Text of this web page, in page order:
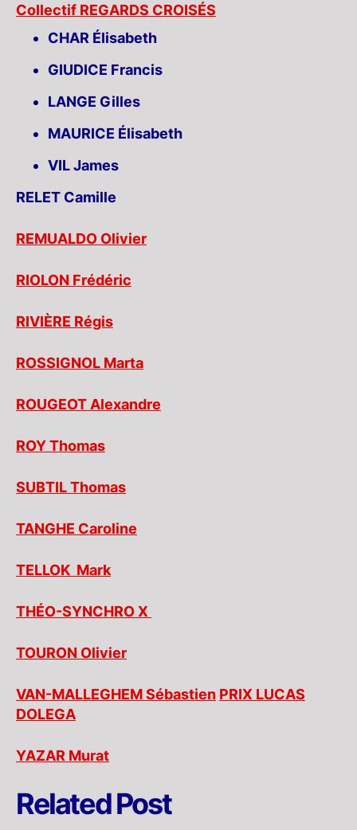
Collectif REGARDS CROISÉS
CHAR Élisabeth
GIUDICE Francis
LANGE Gilles
MAURICE Élisabeth
VIL James
RELET Camille
REMUALDO Olivier
RIOLON Frédéric
RIVIÈRE Régis
ROSSIGNOL Marta
ROUGEOT Alexandre
ROY Thomas
SUBTIL Thomas
TANGHE Caroline
TELLOK Mark
THÉO-SYNCHRO X
TOURON Olivier
VAN-MALLEGHEM Sébastien PRIX LUCAS
DOLEGA
YAZAR Murat
Related Post